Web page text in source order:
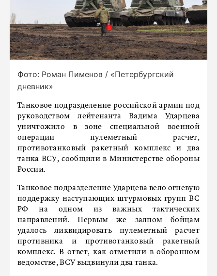
Фото: Роман Пименов / «Петербургский
дневник»
Танковое подразделение российской армии под
руководством лейтенанта Вадима Ударцева
уничтожило в зоне специальной военной
операции пулеметный расчет,
противотанковый ракетный комплекс и два
танка ВСУ, сообщили в Министерстве обороны
России.
Танковое подразделение Ударцева вело огневую
поддержку наступающих штурмовых групп ВС
РФ на одном из важных тактических
направлений. Первым же залпом бойцам
удалось ликвидировать пулеметный расчет
противника и противотанковый ракетный
комплекс. В ответ, как отметили в оборонном
ведомстве, ВСУ выдвинули два танка.